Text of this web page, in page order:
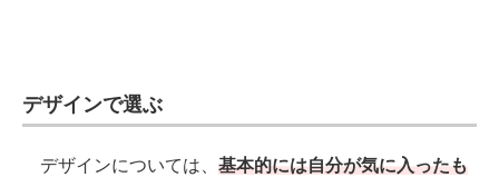
デザインで選ぶ
デザインについては、 基本的には自分が気に入ったも